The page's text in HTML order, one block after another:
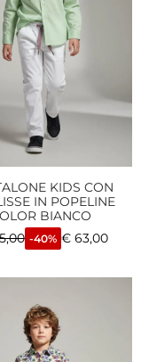
KIDS CON
IN POPELINE
BIANCO
-40% €63,00